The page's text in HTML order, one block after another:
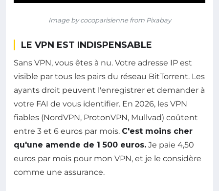
Image by cocoparisienne from Pixabay
LE VPN EST INDISPENSABLE
Sans VPN, vous êtes à nu. Votre adresse IP est
visible par tous les pairs du réseau BitTorrent. Les
ayants droit peuvent l'enregistrer et demander à
votre FAI de vous identifier. En 2026, les VPN
fiables (NordVPN, ProtonVPN, Mullvad) coûtent
entre 3 et 6 euros par mois. C'est moins cher
qu'une amende de 1 500 euros. Je paie 4,50
euros par mois pour mon VPN, et je le considère
comme une assurance.